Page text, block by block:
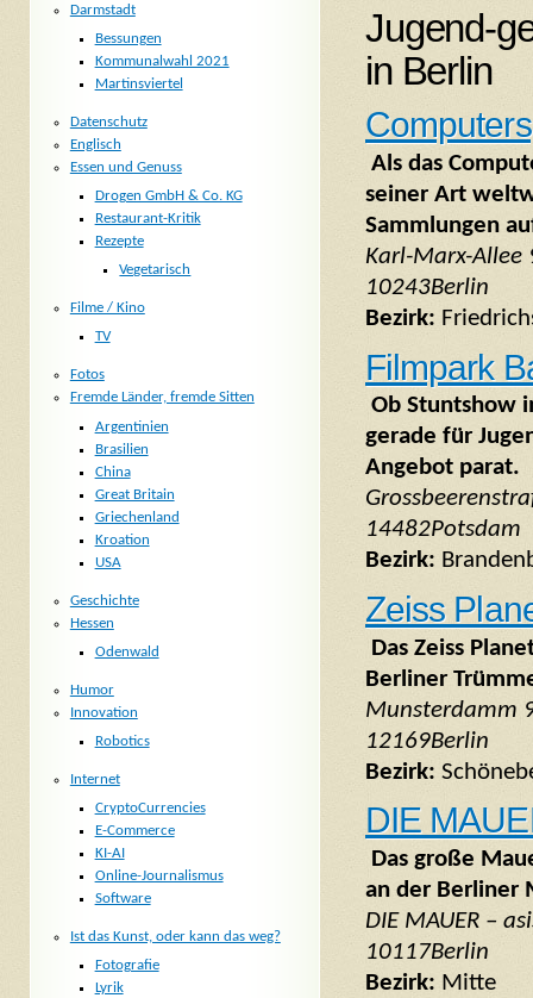
Jugend-
in Berlin
Als das
seiner Art
Sammlungen
Karl-Marx-Allee
10243Berlin
Bezirk:
Filmpark
Ob Stuntshow
gerade für
Angebot parat.
14482Potsdam
Bezirk:
Zeiss
Das Zeiss
Berliner
Munsterdamm
12169Berlin
Bezirk:
DIE
Das große
an der Berliner
DIE MAUER –
10117Berlin
Bezirk: Mitte
Darmstadt
Bessungen
Kommunalwahl 2021
Martinsviertel
Datenschutz
Englisch
Essen und Genuss
Drogen GmbH & Co. KG
Restaurant-Kritik
Rezepte
Vegetarisch
Filme / Kino
TV
Fotos
Fremde Länder, fremde Sitten
Argentinien
Brasilien
China
Great Britain
Griechenland
Kroation
USA
Geschichte
Hessen
Odenwald
Humor
Innovation
Robotics
Internet
CryptoCurrencies
E-Commerce
KI-AI
Online-Journalismus
Software
Ist das Kunst, oder kann das weg?
Fotografie
Lyrik